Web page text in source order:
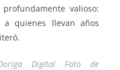
valioso:
quienes llevan años
Digital Foto de